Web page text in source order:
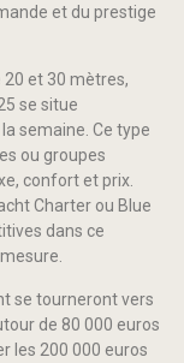
et du prestige
et 30 mètres,
se situe
semaine. Ce type
ou groupes
confort et prix.
Charter ou Blue
dans ce
se tourneront vers
de 80 000 euros
les 200 000 euros